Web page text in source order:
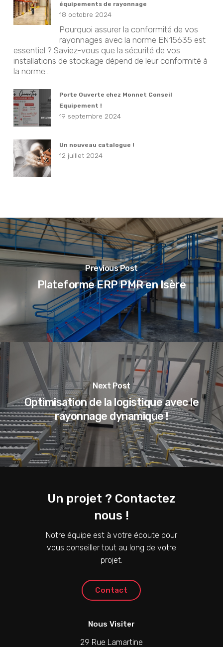
équipements de rayonnage
18 octobre 2024
Pourquoi assurer la conformité de vos
rayonnages avec la norme EN15635 est
essentiel ? Saviez-vous que la sécurité de vos
installations de stockage dépend de leur conformité à
la norme...
Porte Ouverte chez Monnet Conseil
Equipement !
19 septembre 2024
Un nouveau catalogue !
12 juillet 2024
Previous Post
Plateforme ERP PMR en Isère
Next Post
Optimisation de la logistique avec le
rayonnage dynamique !
Un projet ? Contactez
nous !
Notre équipe est à votre écoute pour
vous conseiller tout au long de votre
projet.
Contact
Nous Visiter
29 Rue Lamartine